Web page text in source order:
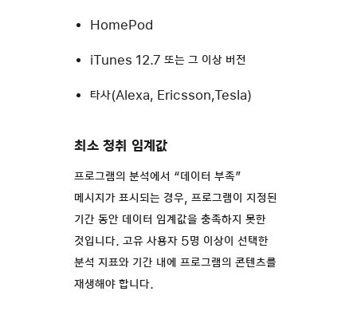
HomePod
iTunes 12.7 또는 그 이상 버전
타사(Alexa, Ericsson,Tesla)
최소 청취 임계값
프로그램의 분석에서 “데이터 부족”
메시지가 표시되는 경우, 프로그램이 지정된
기간 동안 데이터 임계값을 충족하지 못한
것입니다. 고유 사용자 5명 이상이 선택한
분석 지표와 기간 내에 프로그램의 콘텐츠를
재생해야 합니다.